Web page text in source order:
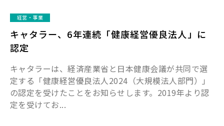
経営・事業
キャタラー、6年連続「健康経営優良法人」に
認定
キャタラーは、経済産業省と日本健康会議が共同で選
定する「健康経営優良法人2024（大規模法人部門）」
の認定を受けたことをお知らせします。2019年より認
定を受けてお...